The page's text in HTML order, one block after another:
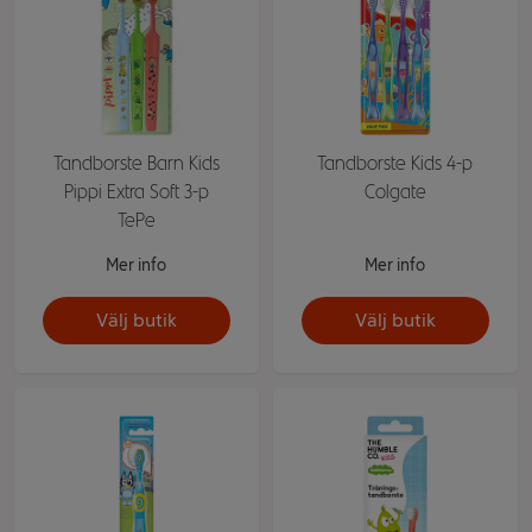
Tandborste Barn Kids
Pippi Extra Soft 3-p
TePe
Mer info
Välj butik
Tandborste Kids 4-p
Colgate
Mer info
Välj butik